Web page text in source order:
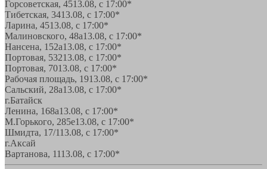
Горсоветская, 4513.08, с 17:00*
Тибетская, 3413.08, с 17:00*
Ларина, 4513.08, с 17:00*
Малиновского, 48а13.08, с 17:00*
Нансена, 152а13.08, с 17:00*
Портовая, 53213.08, с 17:00*
Портовая, 7013.08, с 17:00*
Рабочая площадь, 1913.08, с 17:00*
Сальский, 28a13.08, с 17:00*
г.Батайск
Ленина, 168а13.08, с 17:00*
М.Горького, 285е13.08, с 17:00*
Шмидта, 17/113.08, с 17:00*
г.Аксай
Вартанова, 1113.08, с 17:00*